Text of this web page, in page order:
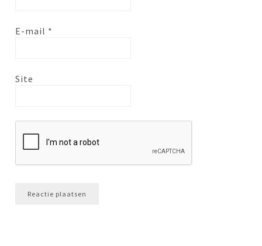
E-mail *
Site